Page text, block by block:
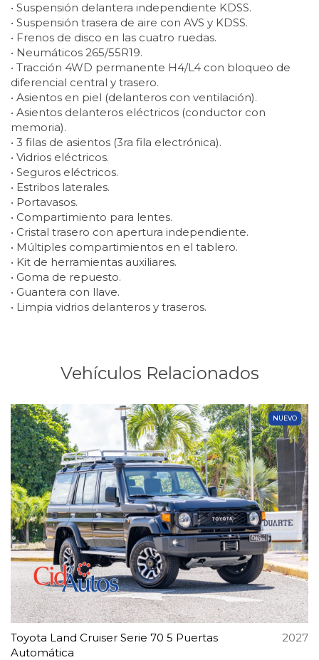
• Suspensión delantera independiente KDSS.
• Suspensión trasera de aire con AVS y KDSS.
• Frenos de disco en las cuatro ruedas.
• Neumáticos 265/55R19.
• Tracción 4WD permanente H4/L4 con bloqueo de
diferencial central y trasero.
• Asientos en piel (delanteros con ventilación).
• Asientos delanteros eléctricos (conductor con
memoria).
• 3 filas de asientos (3ra fila electrónica).
• Vidrios eléctricos.
• Seguros eléctricos.
• Estribos laterales.
• Portavasos.
• Compartimiento para lentes.
• Cristal trasero con apertura independiente.
• Múltiples compartimientos en el tablero.
• Kit de herramientas auxiliares.
• Goma de repuesto.
• Guantera con llave.
• Limpia vidrios delanteros y traseros.
Vehículos Relacionados
NUEVO
Toyota Land Cruiser Serie 70 5 Puertas
Automática
2027